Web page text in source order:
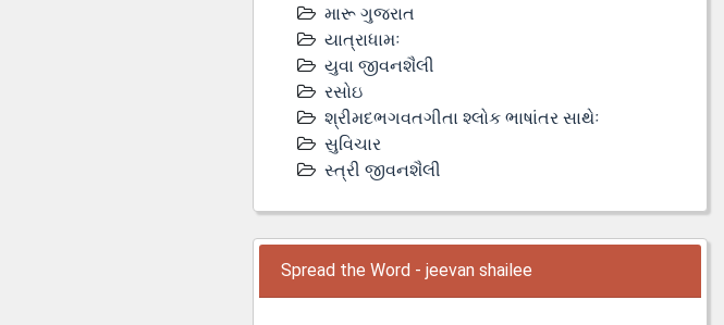
મારૂ ગુજરાત
યાત્રાધામઃ
યુવા જીવનશૈલી
રસોઇ
શ્રીમદભગવતગીતા શ્લોક ભાષાંતર સાથેઃ
સુવિચાર
સ્ત્રી જીવનશૈલી
Spread the Word - jeevan shailee